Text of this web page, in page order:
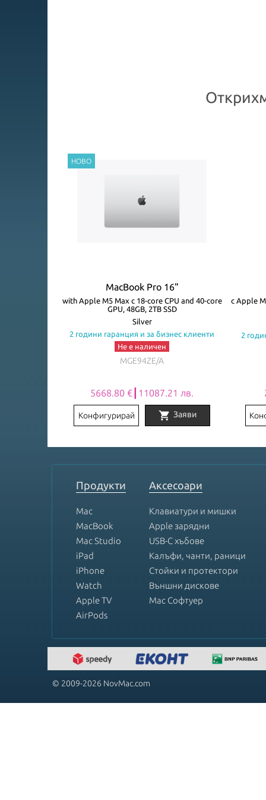
MacBook Pro 16"
with Apple M5 Max с 18-core CPU and 40-core
GPU, 48GB, 2TB SSD
Silver
2 години гаранция и за бизнес клиенти
Не е наличен
MGE94ZE/A
5668.80 €┃11087.21 лв.
Конфигурирай shopping_cart Заяви
с Apple
2
1
Продукти
Mac
MacBook
Mac Studio
iPad
iPhone
Watch
Apple TV
AirPods
Аксесоари
Клавиатури и мишки
Apple зарядни
USB-C хъбове
Калъфи, чанти, раници
Стойки и протектори
Външни дискове
Mac Софтуер
© 2009-2026 NovMac.com